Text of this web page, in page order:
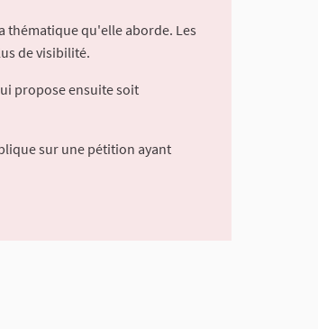
thématique qu'elle aborde. Les
de visibilité.
propose ensuite soit
sur une pétition ayant